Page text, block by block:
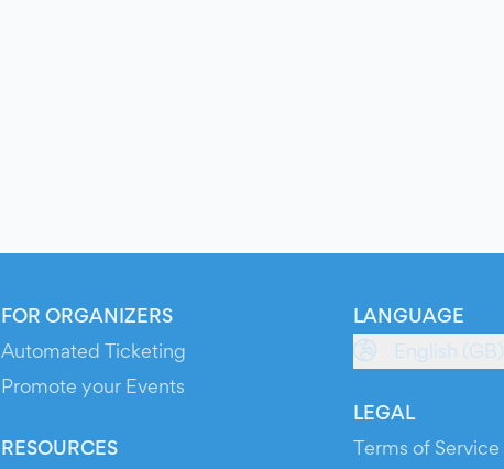
FOR ORGANIZERS
Automated Ticketing
Promote your Events
RESOURCES
LANGUAGE
English (GB)
LEGAL
Terms of Service